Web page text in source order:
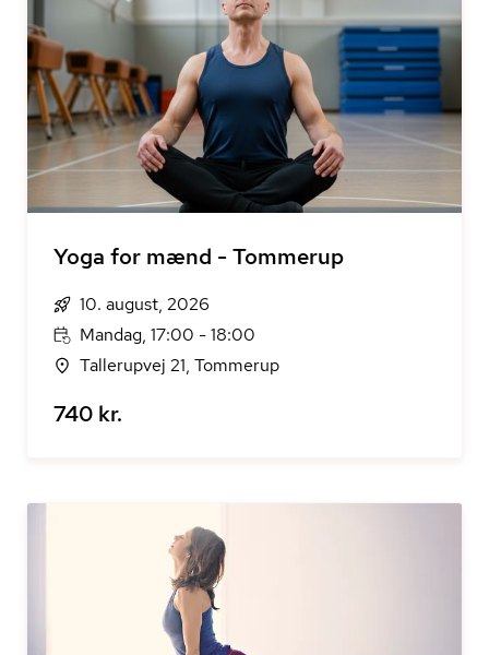
Yoga for mænd - Tommerup
10. august, 2026
Mandag, 17:00 - 18:00
Tallerupvej 21, Tommerup
740 kr.